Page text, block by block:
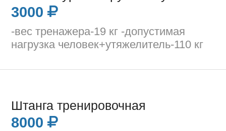
3000
-вес тренажера-19 кг -допустимая
нагрузка человек+утяжелитель-110 кг
Штанга тренировочная
8000